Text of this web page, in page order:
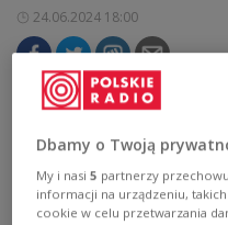
24.06.2024 18:00
The European
energy sector.
Dbamy o Twoją
My i nasi5 partnerzy
informacji na urządzeniu,
cookie w celu przetwarzania